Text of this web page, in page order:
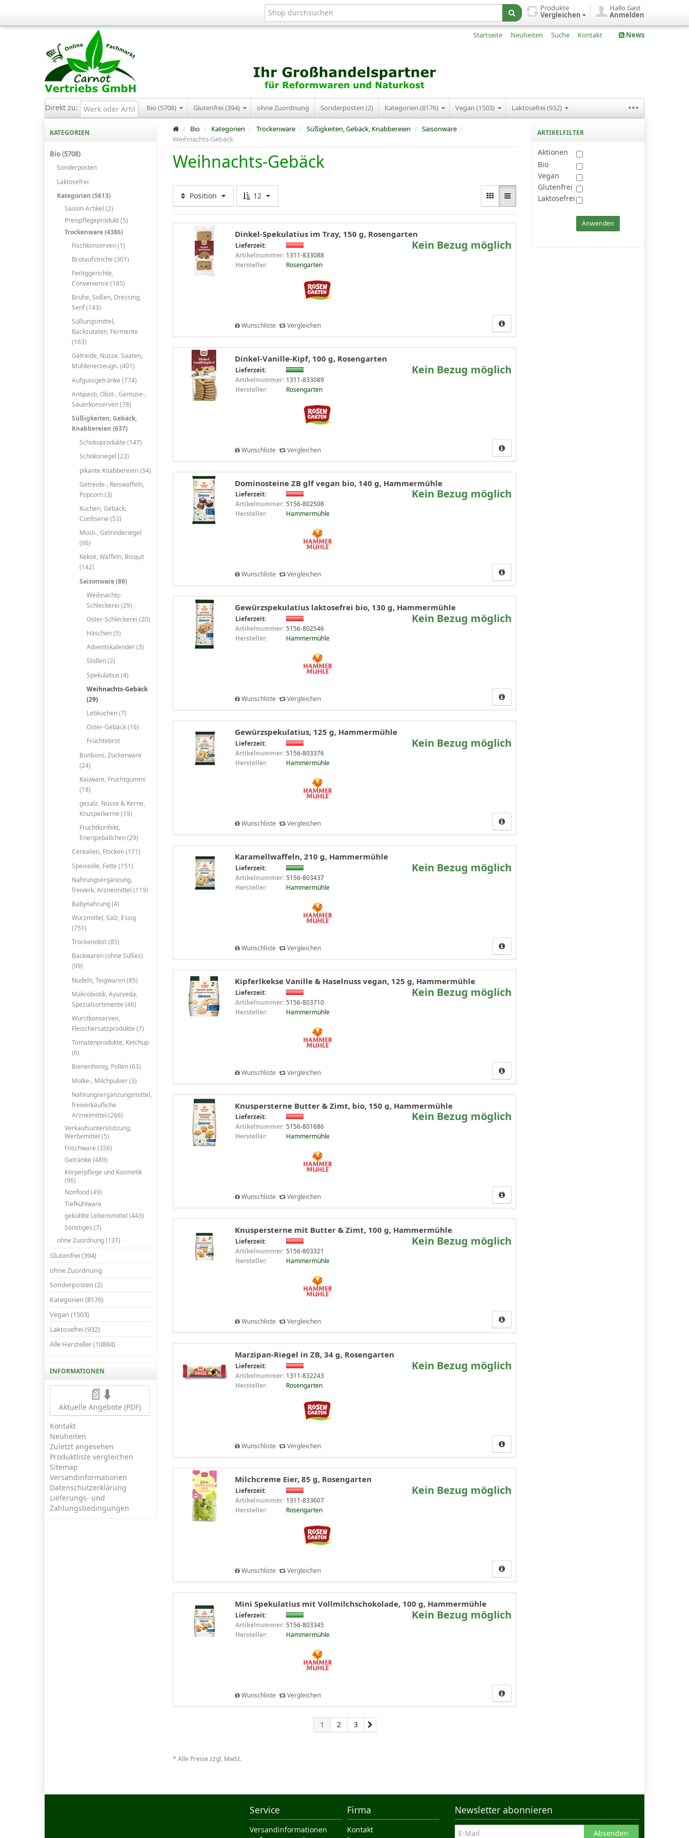
Hallo Gast
Anmelden
Produkte
Vergleichen
Startseite Neuheiten Suche Kontakt News
Direkt zu: Bio (5708) Glutenfrei (394) ohne Zuordnung Sonderposten (2) Kategorien (8176) Vegan (1503) Laktosefrei (932) ...
KATEGORIEN
Bio (5708)
Sonderposten
Laktosefrei
Kategorien (5613)
Saison-Artikel (2)
Preispflegeprodukt (5)
Trockenware (4386)
Fischkonserven (1)
Brotaufstriche (301)
Fertiggerichte,
Convenience (185)
Brühe, Soßen, Dressing,
Senf (143)
Süßungsmittel,
Backzutaten, Fermente
(163)
Getreide, Nüsse, Saaten,
Mühlenerzeugn. (401)
Aufgussgetränke (774)
Antipasti, Obst-, Gemüse-,
Sauerkonserven (78)
Süßigkeiten, Gebäck,
Knabbereien (637)
Schokoprodukte (147)
Schokoriegel (23)
pikante Knabbereien (54)
Getreide-, Reiswaffeln,
Popcorn (3)
Kuchen, Gebäck,
Confiserie (53)
Müsli-, Getreideriegel
(66)
Kekse, Waffeln, Bisquit
(142)
Saisonware (89)
Weihnachts-
Schleckerei (29)
Oster-Schleckerei (20)
Häschen (5)
Adventskalender (3)
Stollen (2)
Spekulatius (4)
Weihnachts-Gebäck
(29)
Lebkuchen (7)
Oster-Gebäck (16)
Früchtebrot
Bonbons, Zuckerware
(24)
Kauware, Fruchtgummi
(18)
gesalz. Nüsse & Kerne,
Knusperkerne (19)
Fruchtkonfekt,
Energiebällchen (29)
Cerealien, Flocken (171)
Speiseöle, Fette (151)
Nahrungsergänzung,
freiverk. Arzneimittel (119)
Babynahrung (4)
Würzmittel, Salz, Essig
(751)
Trockenobst (85)
Backwaren (ohne Süßes)
(99)
Nudeln, Teigwaren (85)
Makrobiotik, Ayurveda,
Spezialsortimente (46)
Wurstkonserven,
Fleischersatzprodukte (7)
Tomatenprodukte, Ketchup
(6)
Bienenhonig, Pollen (63)
Molke-, Milchpulver (3)
Nahrungsergänzungsmittel,
freiverkäufliche
Arzneimittel (266)
Verkaufsunterstützung,
Werbemittel (5)
Frischware (356)
Getränke (489)
Körperpflege und Kosmetik
(96)
Nonfood (49)
Tiefkühlware
gekühlte Lebensmittel (443)
Sonstiges (7)
ohne Zuordnung (137)
Glutenfrei (394)
ohne Zuordnung
Sonderposten (2)
Kategorien (8176)
Vegan (1503)
Laktosefrei (932)
Alle Hersteller (10884)
INFORMATIONEN
📄⬇️
Aktuelle Angebote (PDF)
Kontakt
Neuheiten
Zuletzt angesehen
Produktliste vergleichen
Sitemap
Versandinformationen
Datenschutzerklärung
Lieferungs- und
Zahlungsbedingungen
/ Bio / Kategorien / Trockenware / Süßigkeiten, Gebäck, Knabbereien / Saisonware /
Weihnachts-Gebäck
Weihnachts-Gebäck
Position 12
Dinkel-Spekulatius im Tray, 150 g, Rosengarten
Lieferzeit:
Artikelnummer: 1311-833088
Hersteller:
Rosengarten
Kein Bezug möglich
Wunschliste Vergleichen
Dinkel-Vanille-Kipf, 100 g, Rosengarten
Lieferzeit:
Artikelnummer: 1311-833089
Hersteller:
Rosengarten
Kein Bezug möglich
Wunschliste Vergleichen
Dominosteine ZB glf vegan bio, 140 g, Hammermühle
Lieferzeit:
Artikelnummer: 5156-802508
Hersteller:
Hammermühle
Kein Bezug möglich
Wunschliste Vergleichen
Gewürzspekulatius laktosefrei bio, 130 g, Hammermühle
Lieferzeit:
Artikelnummer: 5156-802546
Hersteller:
Hammermühle
Kein Bezug möglich
Wunschliste Vergleichen
Gewürzspekulatius, 125 g, Hammermühle
Lieferzeit:
Artikelnummer: 5156-803376
Hersteller:
Hammermühle
Kein Bezug möglich
Wunschliste Vergleichen
Karamellwaffeln, 210 g, Hammermühle
Lieferzeit:
Artikelnummer: 5156-803437
Hersteller:
Hammermühle
Kein Bezug möglich
Wunschliste Vergleichen
Kipferlkekse Vanille & Haselnuss vegan, 125 g, Hammermühle
Lieferzeit:
Artikelnummer: 5156-803710
Hersteller:
Hammermühle
Kein Bezug möglich
Wunschliste Vergleichen
Knuspersterne Butter & Zimt, bio, 150 g, Hammermühle
Lieferzeit:
Artikelnummer: 5156-801686
Hersteller:
Hammermühle
Kein Bezug möglich
Wunschliste Vergleichen
Knuspersterne mit Butter & Zimt, 100 g, Hammermühle
Lieferzeit:
Artikelnummer: 5156-803321
Hersteller:
Hammermühle
Kein Bezug möglich
Wunschliste Vergleichen
Marzipan-Riegel in ZB, 34 g, Rosengarten
Lieferzeit:
Artikelnummer: 1311-832243
Hersteller:
Rosengarten
Kein Bezug möglich
Wunschliste Vergleichen
Milchcreme Eier, 85 g, Rosengarten
Lieferzeit:
Artikelnummer: 1311-833607
Hersteller:
Rosengarten
Kein Bezug möglich
Wunschliste Vergleichen
Mini Spekulatius mit Vollmilchschokolade, 100 g, Hammermühle
Lieferzeit:
Artikelnummer: 5156-803345
Hersteller:
Hammermühle
Kein Bezug möglich
Wunschliste Vergleichen
1 2 3
* Alle Preise zzgl. MwSt.
ARTIKELFILTER
Aktionen
Bio
Vegan
Glutenfrei
Laktosefrei
Service
Versandinformationen
Firma
Kontakt
Newsletter abonnieren
Absenden